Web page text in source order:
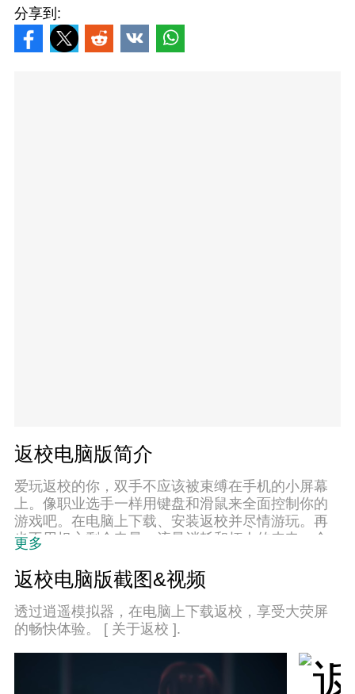
分享到:
返校电脑版简介
爱玩返校的你，双手不应该被束缚在手机的小屏幕
上。像职业选手一样用键盘和滑鼠来全面控制你的
游戏吧。在电脑上下载、安装返校并尽情游玩。再
也不用担心剩余电量、流量消耗和烦人的来电。全
新的逍遥模拟器8是你在电脑上游玩返校的好选择！
我们用心准备，完美的按键映射系统让返校宛如电
脑游戏；
更多
返校电脑版截图&视频
透过逍遥模拟器，在电脑上下载返校，享受大荧屏
的畅快体验。 [ 关于返校 ].